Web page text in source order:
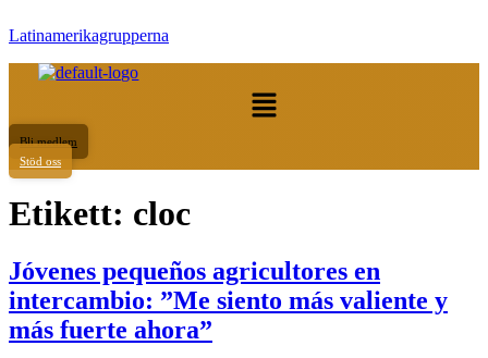
Latinamerikagrupperna
Meny
Bli medlem
Stöd oss
Etikett: cloc
Jóvenes pequeños agricultores en
intercambio: ”Me siento más valiente y
más fuerte ahora”